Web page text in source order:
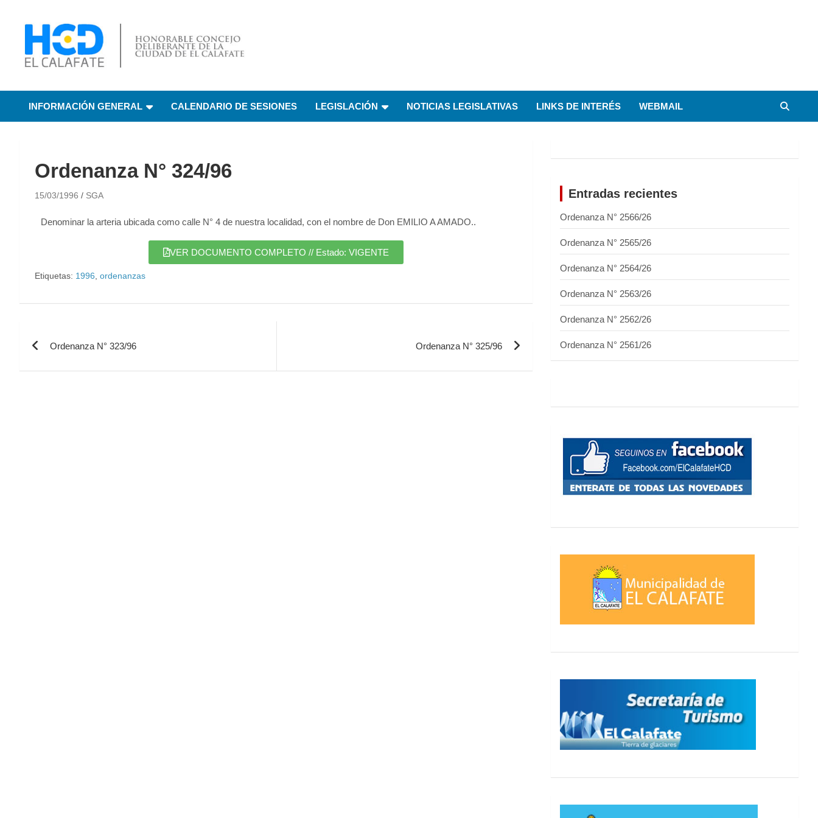
Honorable Concejo
Deliberante de El
INFORMACIÓN GENERAL CALENDARIO DE SESIONES LEGISLACIÓN NOTICIAS LEGISLATIVAS LINKS DE INTERÉS WEBMAIL
Ordenanza N° 324/96
15/03/1996 SGA
Denominar la arteria ubicada como calle N° 4 de nuestra localidad, con el nombre de Don EMILIO A AMADO..
VER DOCUMENTO COMPLETO // Estado: VIGENTE
Etiquetas: 1996, ordenanzas
Ordenanza N° 323/96 Ordenanza N° 325/96
Entradas recientes
Ordenanza N° 2566/26
Ordenanza N° 2565/26
Ordenanza N° 2564/26
Ordenanza N° 2563/26
Ordenanza N° 2562/26
Ordenanza N° 2561/26